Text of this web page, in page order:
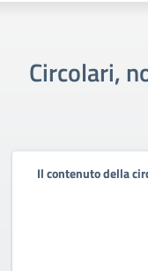
Circolari,
Il contenuto della